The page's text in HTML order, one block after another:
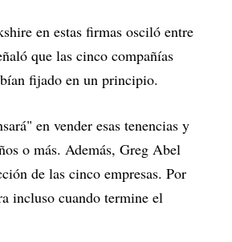
en estas firmas osciló entre
que las cinco compañías
fijado en un principio.
en vender esas tenencias y
o más. Además, Greg Abel
de las cinco empresas. Por
incluso cuando termine el